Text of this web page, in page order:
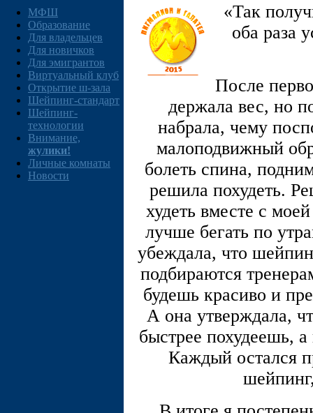
МФШ
Образование
Для владельцев
Для новичков
Для эмигрантов
Виртуальный клуб
Открытие ш-зала
Шейпинг-стандарт
Шейпинг-
технологии
Внимание,
жулики!
Личные комнаты
Новости
«Так
оба раза
После
держала вес, но
набрала, чему
малоподвижный
болеть спина,
решила похудеть.
худеть вместе с
лучше бегать по
убеждала, что
подбираются
будешь красиво и
А она утверждала,
быстрее похудеешь,
Каждый остался